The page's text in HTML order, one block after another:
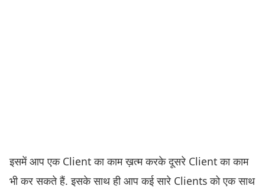
इसमें आप एक Client का काम ख़त्म करके दूसरे Client का काम
भी कर सकते हैं. इसके साथ ही आप कई सारे Clients को एक साथ